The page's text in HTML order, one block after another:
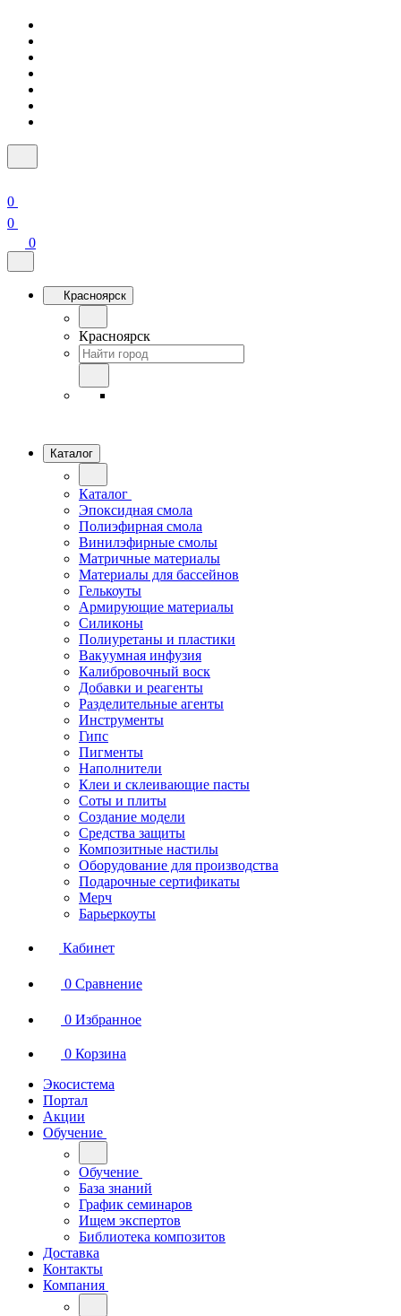
0
0
0
Красноярск
Красноярск
Каталог
Каталог
Эпоксидная смола
Полиэфирная смола
Винилэфирные смолы
Матричные материалы
Материалы для бассейнов
Гелькоуты
Армирующие материалы
Силиконы
Полиуретаны и пластики
Вакуумная инфузия
Калибровочный воск
Добавки и реагенты
Разделительные агенты
Инструменты
Гипс
Пигменты
Наполнители
Клеи и склеивающие пасты
Соты и плиты
Создание модели
Средства защиты
Композитные настилы
Оборудование для производства
Подарочные сертификаты
Мерч
Барьеркоуты
Кабинет
0 Сравнение
0 Избранное
0 Корзина
Экосистема
Портал
Акции
Обучение
Обучение
База знаний
График семинаров
Ищем экспертов
Библиотека композитов
Доставка
Контакты
Компания